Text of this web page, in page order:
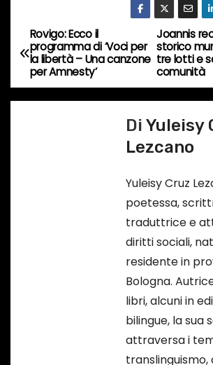
r
s
o
…
N
a
v
Joannis
storico
tre lotti e
comunità
Rovigo: Ecco il
programma di ‘Voci per
la libertà – Una canzone
per Amnesty’
Di Yuleisy
Lezcano
Yuleisy Cruz
poetessa,
traduttrice e
diritti sociali,
residente in
Bologna.
libri, alcuni in
bilingue, la sua
attraversa i
translinguismo,